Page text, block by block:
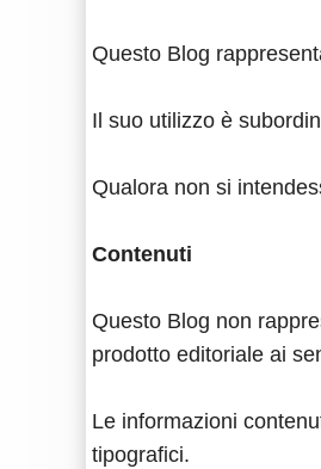
Questo Blog
Il suo utilizzo è
Qualora non si
Contenuti
Questo Blog non
prodotto editoriale ai
Le informazioni
tipografici.